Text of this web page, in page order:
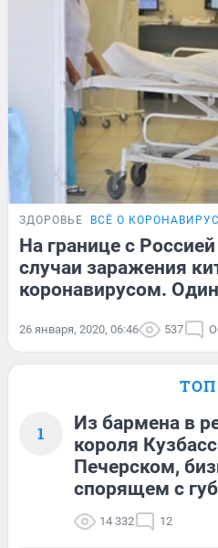
ЗДОРОВЬЕ ВСЁ О
На границе с
случаи заражения
коронавирусом.
26 января, 2020, 06:46 537
ТОП
1
Из бармена в
короля
Печерском,
спорящем с
14 332 12